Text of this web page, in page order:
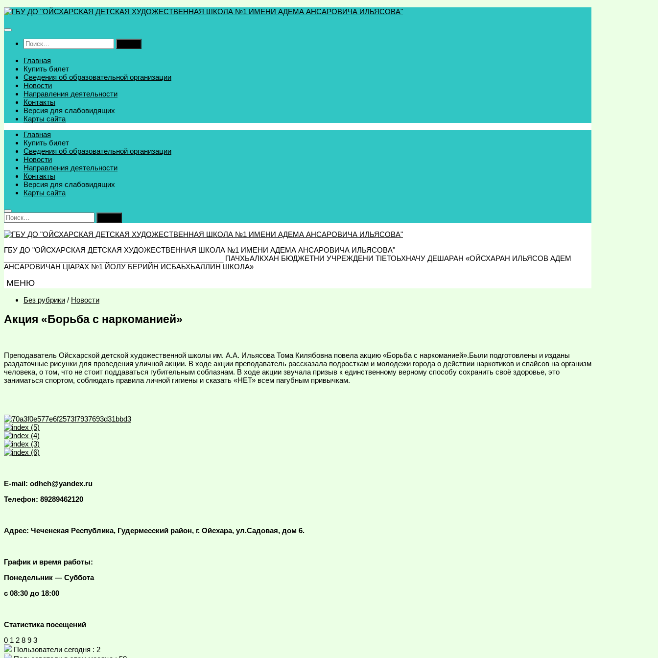
Перейти
содержимому
Найти:
Главная
Купить билет
Сведения об образовательной организации
Новости
Направления деятельности
Контакты
Версия для слабовидящих
Карты сайта
Главная
Купить билет
Сведения об образовательной организации
Новости
Направления деятельности
Контакты
Версия для слабовидящих
Карты сайта
Найти:
ГБУ ДО "ОЙСХАРСКАЯ ДЕТСКАЯ ХУДОЖЕСТВЕННАЯ ШКОЛА №1 ИМЕНИ АДЕМА АНСАРОВИЧА ИЛЬЯСОВА"
________________________________________________________ ПАЧХЬАЛКХАН БЮДЖЕТНИ УЧРЕЖДЕНИ ТIЕТОЬХНАЧУ ДЕШАРАН «ОЙСХАРАН ИЛЬЯСОВ АДЕМ
АНСАРОВИЧАН ЦIАРАХ №1 ЙОЛУ БЕРИЙН ИСБАЬХЬАЛЛИН ШКОЛА»
МЕНЮ
Без рубрики / Новости
Акция «Борьба с наркоманией»
Преподаватель Ойсхарской детской художественной школы им. А.А. Ильясова Тома Килябовна повела акцию «Борьба с наркоманией».Были подготовлены и изданы
раздаточные рисунки для проведения уличной акции. В ходе акции преподаватель рассказала подросткам и молодежи города о действии наркотиков и спайсов на организм
человека, о том, что не стоит поддаваться губительным соблазнам. В ходе акции звучала призыв к единственному верному способу сохранить своё здоровье, это
заниматься спортом, соблюдать правила личной гигиены и сказать «НЕТ» всем пагубным привычкам.
E-mail: odhch@yandex.ru
Телефон: 89289462120
Адрес: Чеченская Республика, Гудермесский район, г. Ойсхара, ул.Садовая, дом 6.
График и время работы:
Понедельник — Суббота
с 08:30 до 18:00
Статистика посещений
0 1 2 8 9 3
Пользователи сегодня : 2